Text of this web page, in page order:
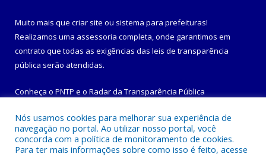
Muito mais que criar site ou sistema para prefeituras!
Realizamos uma assessoria completa, onde garantimos em
contrato que todas as exigências das leis de transparência
pública serão atendidas.
Conheça o PNTP e o Radar da Transparência Pública
Todos os direitos reservados a Prefeitura Municipal de
Nós usamos cookies para melhorar sua experiência de
navegação no portal. Ao utilizar nosso portal, você
concorda com a política de monitoramento de cookies.
Para ter mais informações sobre como isso é feito, acesse